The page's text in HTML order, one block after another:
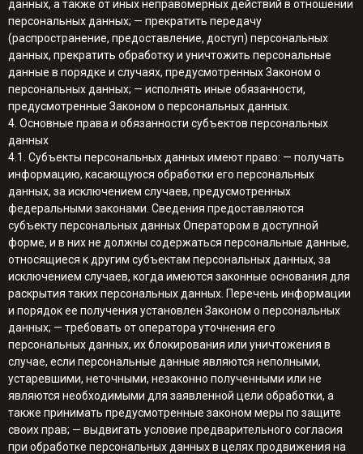
данных, а также от иных неправомерных действий в отношении
персональных данных; — прекратить передачу
(распространение, предоставление, доступ) персональных
данных, прекратить обработку и уничтожить персональные
данные в порядке и случаях, предусмотренных Законом о
персональных данных; — исполнять иные обязанности,
предусмотренные Законом о персональных данных.
4. Основные права и обязанности субъектов персональных
данных
4.1. Субъекты персональных данных имеют право: — получать
информацию, касающуюся обработки его персональных
данных, за исключением случаев, предусмотренных
федеральными законами. Сведения предоставляются
субъекту персональных данных Оператором в доступной
форме, и в них не должны содержаться персональные данные,
относящиеся к другим субъектам персональных данных, за
исключением случаев, когда имеются законные основания для
раскрытия таких персональных данных. Перечень информации
и порядок ее получения установлен Законом о персональных
данных; — требовать от оператора уточнения его
персональных данных, их блокирования или уничтожения в
случае, если персональные данные являются неполными,
устаревшими, неточными, незаконно полученными или не
являются необходимыми для заявленной цели обработки, а
также принимать предусмотренные законом меры по защите
своих прав; — выдвигать условие предварительного согласия
при обработке персональных данных в целях продвижения на